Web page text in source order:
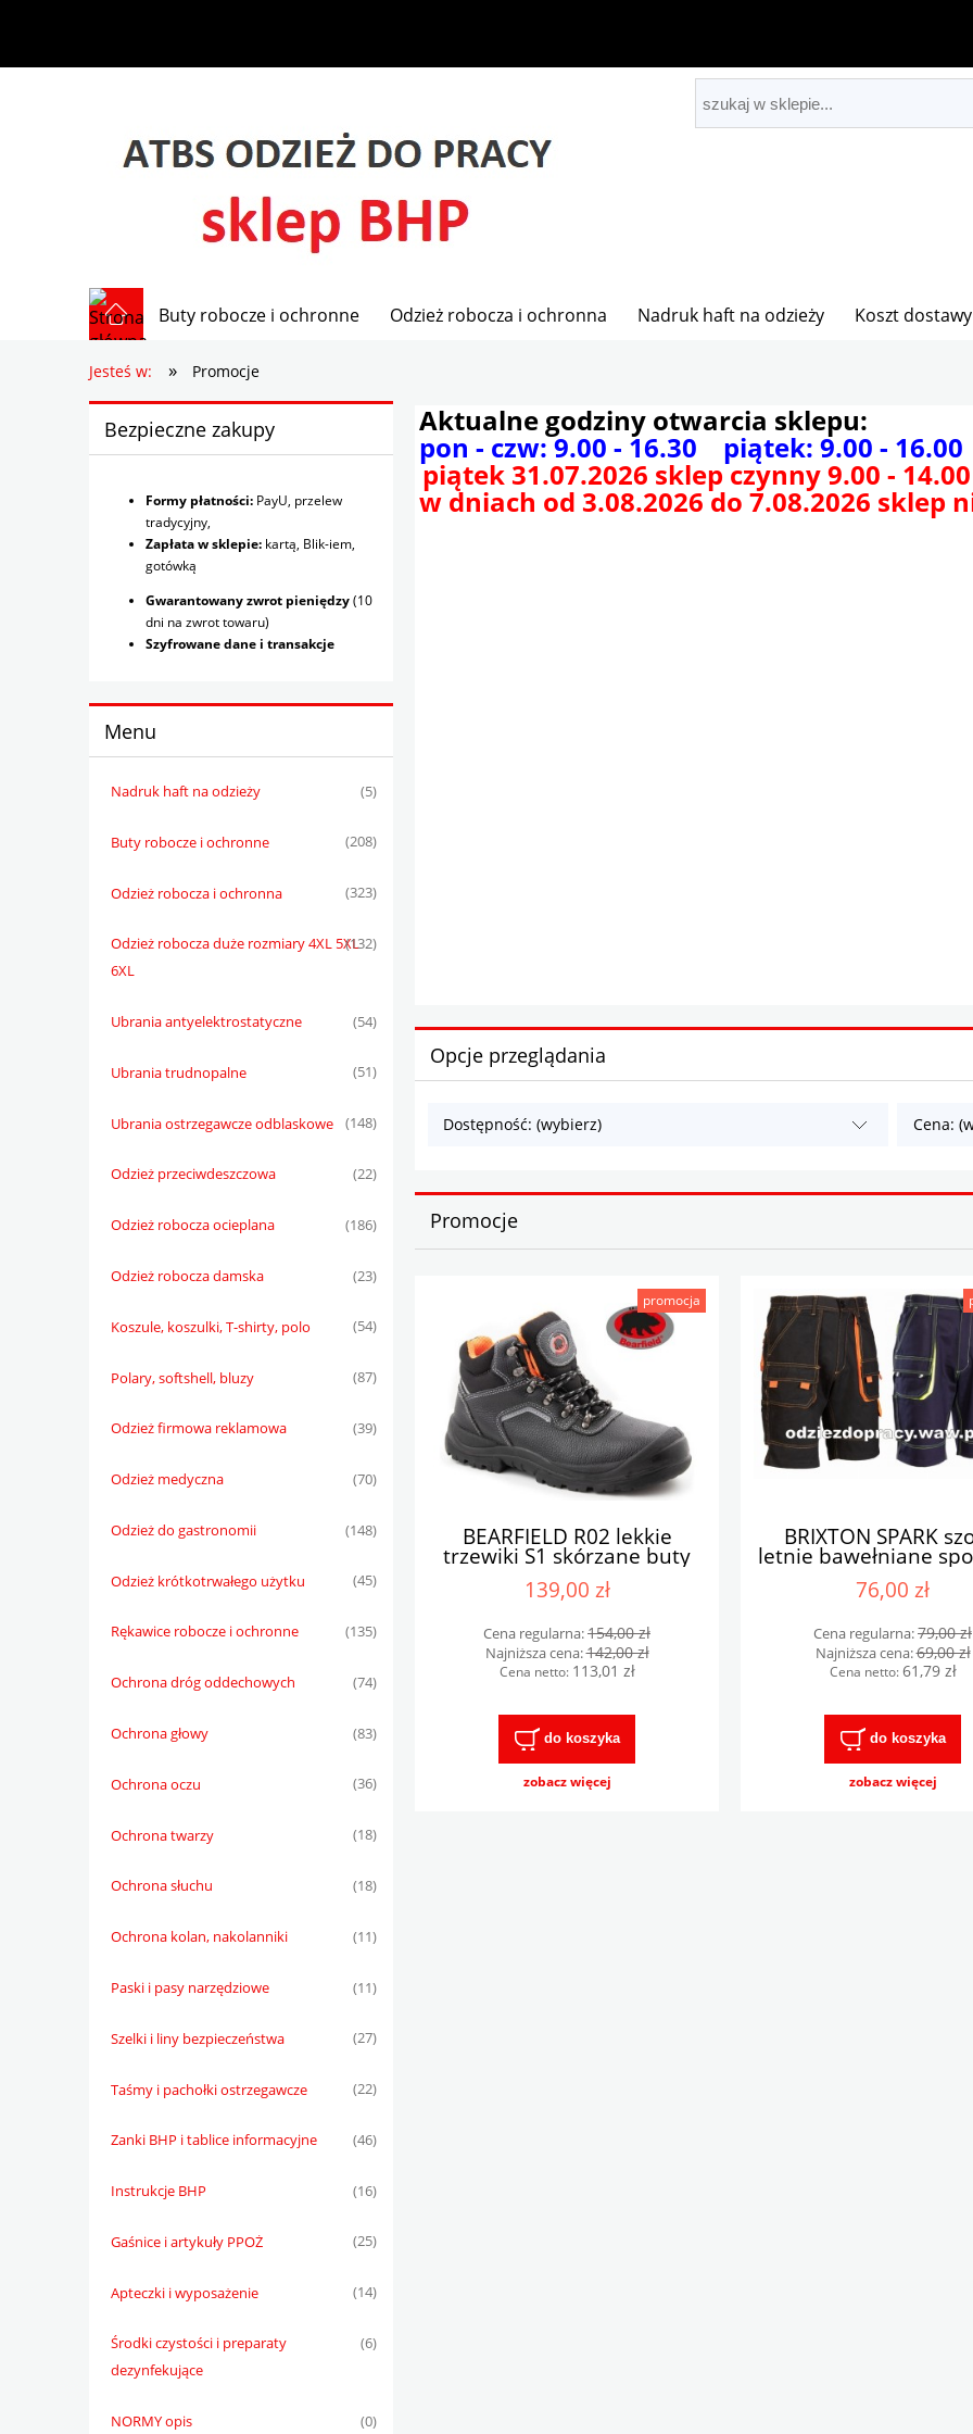
Buty robocze i ochronne Odzież robocza i ochronna Nadruk haft na odzieży Koszt dostawy
Jesteś w: » Promocje
Bezpieczne zakupy
Formy płatności: PayU, przelew
tradycyjny,
Zapłata w sklepie: kartą, Blik-iem,
gotówką
Gwarantowany zwrot pieniędzy(10
dni na zwrot towaru)
Szyfrowane dane i transakcje
Menu
Nadruk haft na odzieży (5)
Buty robocze i ochronne (208)
Odzież robocza i ochronna (323)
Odzież robocza duże rozmiary 4XL 5XL
6XL
(132)
Ubrania antyelektrostatyczne (54)
Ubrania trudnopalne (51)
Ubrania ostrzegawcze odblaskowe (148)
Odzież przeciwdeszczowa (22)
Odzież robocza ocieplana (186)
Odzież robocza damska (23)
Koszule, koszulki, T-shirty, polo (54)
Polary, softshell, bluzy (87)
Odzież firmowa reklamowa (39)
Odzież medyczna (70)
Odzież do gastronomii (148)
Odzież krótkotrwałego użytku (45)
Rękawice robocze i ochronne (135)
Ochrona dróg oddechowych (74)
Ochrona głowy (83)
Ochrona oczu (36)
Ochrona twarzy (18)
Ochrona słuchu (18)
Ochrona kolan, nakolanniki (11)
Paski i pasy narzędziowe (11)
Szelki i liny bezpieczeństwa (27)
Taśmy i pachołki ostrzegawcze (22)
Zanki BHP i tablice informacyjne (46)
Instrukcje BHP (16)
Gaśnice i artykuły PPOŻ (25)
Apteczki i wyposażenie (14)
Środki czystości i preparaty
dezynfekujące
(6)
NORMY opis (0)
Aktualne godziny otwarcia sklepu:
pon - czw: 9.00 - 16.30 piątek: 9.00 - 16.00
piątek 31.07.2026 sklep czynny 9.00 - 14.00
w dniach od 3.08.2026 do 7.08.2026 sklep
Opcje przeglądania
Dostępność: (wybierz) Cena:
Promocje
BEARFIELD R02 lekkie
trzewiki S1 skórzane buty
robocze kompozyt
139,00 zł
Cena regularna:154,00 zł
Najniższa cena:142,00 zł
Cena netto: 113,01 zł
do koszyka
zobacz więcej
promocja
BRIXTON SPARK
letnie bawełniane
robocze
76,00 zł
Cena regularna:79,00 zł
Najniższa cena:69,00 zł
Cena netto:61,79 zł
do koszyka
zobacz więcej